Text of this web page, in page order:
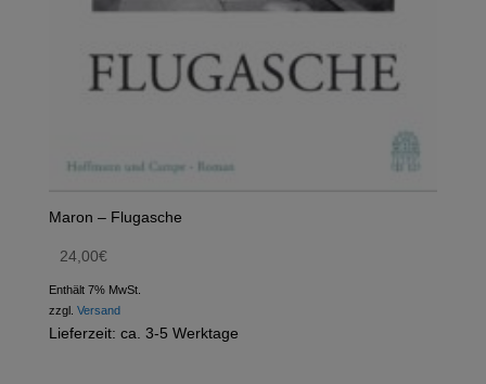
Maron – Flugasche
24,00€
Enthält 7% MwSt.
zzgl. Versand
Lieferzeit: ca. 3-5 Werktage